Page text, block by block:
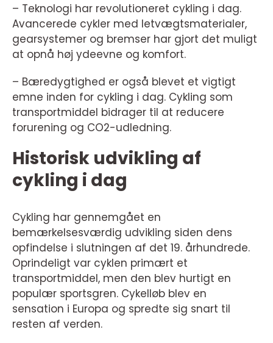
– Teknologi har revolutioneret cykling i dag.
Avancerede cykler med letvægtsmaterialer,
gearsystemer og bremser har gjort det muligt
at opnå høj ydeevne og komfort.
– Bæredygtighed er også blevet et vigtigt
emne inden for cykling i dag. Cykling som
transportmiddel bidrager til at reducere
forurening og CO2-udledning.
Historisk udvikling af
cykling i dag
Cykling har gennemgået en
bemærkelsesværdig udvikling siden dens
opfindelse i slutningen af det 19. århundrede.
Oprindeligt var cyklen primært et
transportmiddel, men den blev hurtigt en
populær sportsgren. Cykelløb blev en
sensation i Europa og spredte sig snart til
resten af verden.